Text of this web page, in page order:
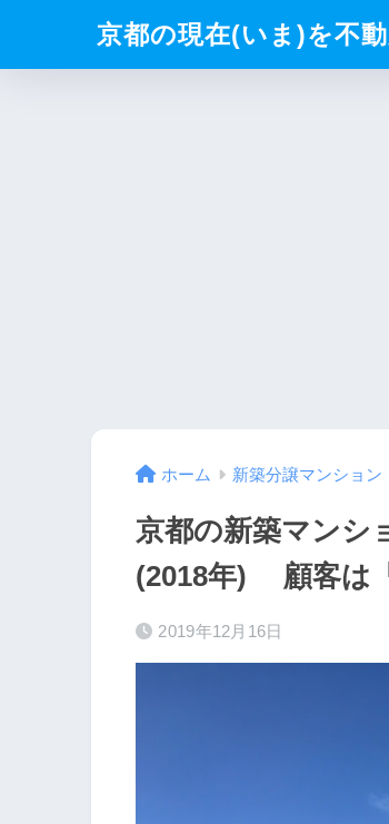
京都の現在(いま)を不
ホーム 新築分譲マンション
京都の新築マンシ
(2018年) 顧客は
2019年12月16日